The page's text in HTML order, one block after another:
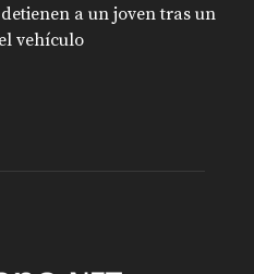
a un joven tras un
vehículo